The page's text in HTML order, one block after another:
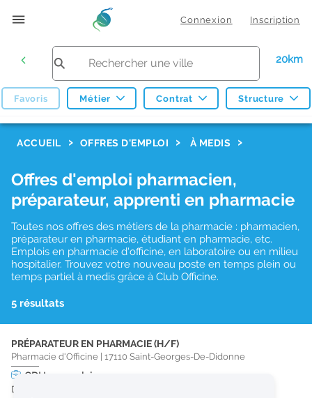
Connexion Inscription
20km
Favoris Métier Contrat Structure
ACCUEIL OFFRES D'EMPLOI À MEDIS
Offres d'emploi pharmacien,
préparateur, apprenti en pharmacie
Toutes nos offres des métiers de la pharmacie : pharmacien,
préparateur en pharmacie, étudiant en pharmacie, etc.
Emplois en pharmacie d'officine, en laboratoire ou en milieu
hospitalier. Trouvez votre nouveau poste en temps plein ou
temps partiel à medis grâce à Club Officine.
5 résultats
PRÉPARATEUR EN PHARMACIE (H/F)
Pharmacie d'Officine 17110 Saint-Georges-De-Didonne
CDI temps plein
Dès que possible